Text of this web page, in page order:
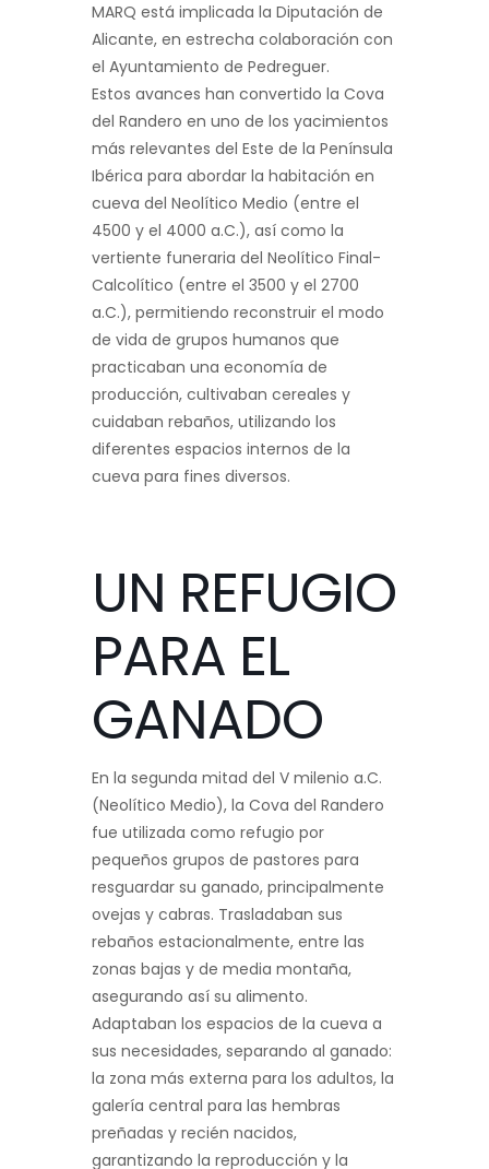
MARQ está implicada la Diputación de
Alicante, en estrecha colaboración con
el Ayuntamiento de Pedreguer.
Estos avances han convertido la Cova
del Randero en uno de los yacimientos
más relevantes del Este de la Península
Ibérica para abordar la habitación en
cueva del Neolítico Medio (entre el
4500 y el 4000 a.C.), así como la
vertiente funeraria del Neolítico Final-
Calcolítico (entre el 3500 y el 2700
a.C.), permitiendo reconstruir el modo
de vida de grupos humanos que
practicaban una economía de
producción, cultivaban cereales y
cuidaban rebaños, utilizando los
diferentes espacios internos de la
cueva para fines diversos.
UN REFUGIO
PARA EL
GANADO
En la segunda mitad del V milenio a.C.
(Neolítico Medio), la Cova del Randero
fue utilizada como refugio por
pequeños grupos de pastores para
resguardar su ganado, principalmente
ovejas y cabras. Trasladaban sus
rebaños estacionalmente, entre las
zonas bajas y de media montaña,
asegurando así su alimento.
Adaptaban los espacios de la cueva a
sus necesidades, separando al ganado:
la zona más externa para los adultos, la
galería central para las hembras
preñadas y recién nacidos,
garantizando la reproducción y la